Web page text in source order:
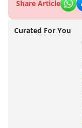
Share Article
Curated For You